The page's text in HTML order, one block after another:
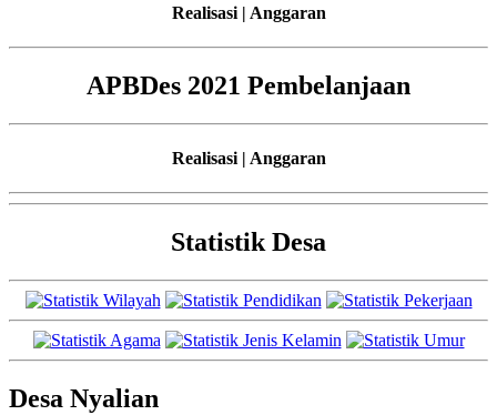
Realisasi | Anggaran
APBDes 2021 Pembelanjaan
Realisasi | Anggaran
Statistik Desa
Desa Nyalian